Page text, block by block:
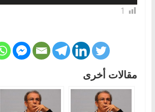
1
مقالات أخرى